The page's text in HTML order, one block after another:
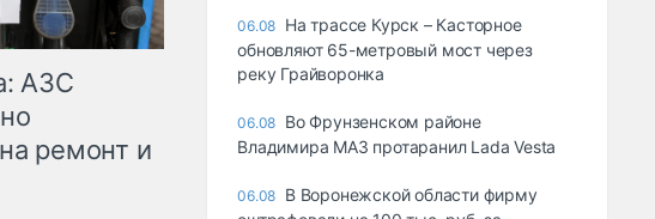
АЗС
ремонт и
06.08 На трассе Курск – Касторное
обновляют 65-метровый мост через
реку Грайворонка
06.08 Во Фрунзенском районе
Владимира МАЗ протаранил Lada Vesta
06.08 В Воронежской области фирму